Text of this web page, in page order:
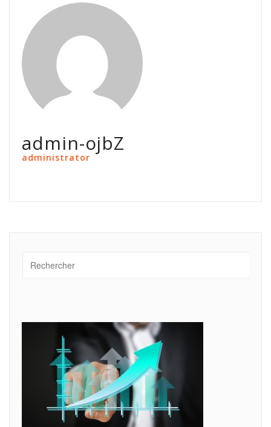
admin-ojbZ
administrator